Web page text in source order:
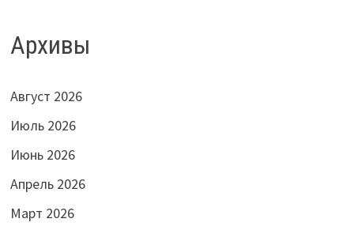
Архивы
Август 2026
Июль 2026
Июнь 2026
Апрель 2026
Март 2026